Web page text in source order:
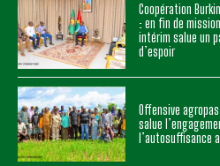
Coopération
: en fin de
intérim salue un
d’espoir
Offensive
salue
l’autosuffisance